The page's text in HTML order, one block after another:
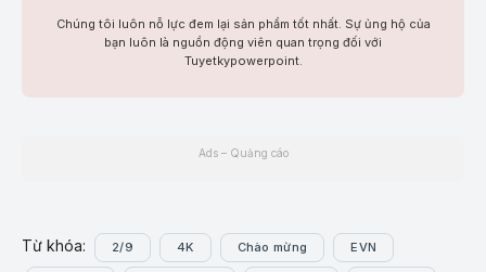
Chúng tôi luôn nỗ lực đem lại sản phẩm tốt nhất. Sự ủng hộ của
bạn luôn là nguồn động viên quan trọng đối với
Tuyetkypowerpoint.
Ads – Quảng cáo
Từ khóa: 2/9 4K Chào mừng EVN